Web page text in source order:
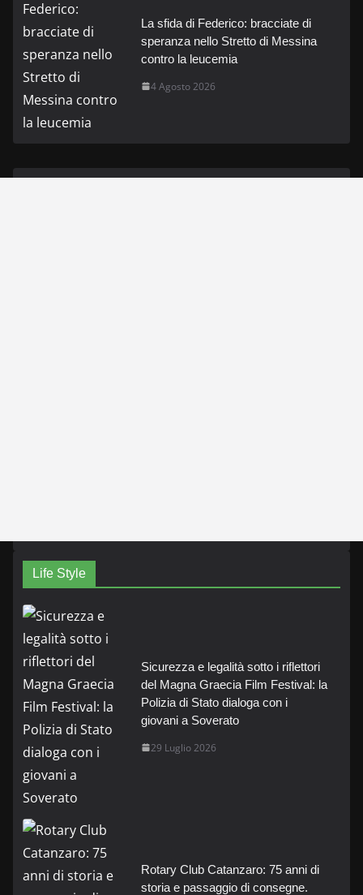
La sfida di Federico: bracciate di
speranza nello Stretto di Messina
contro la leucemia
4 Agosto 2026
Life Style
Sicurezza e legalità sotto i riflettori
del Magna Graecia Film Festival: la
Polizia di Stato dialoga con i
giovani a Soverato
29 Luglio 2026
Rotary Club Catanzaro: 75 anni di
storia e passaggio di consegne.